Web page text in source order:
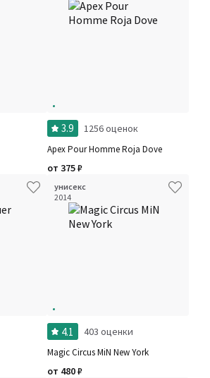
Фильтры Сбросить все
Рейтинг
3.9 1256 оценок
Apex Pour Homme Roja Dove
от 375₽
унисекс
2014
4.1 403 оценки
Magic Circus MiN New York
от 480₽